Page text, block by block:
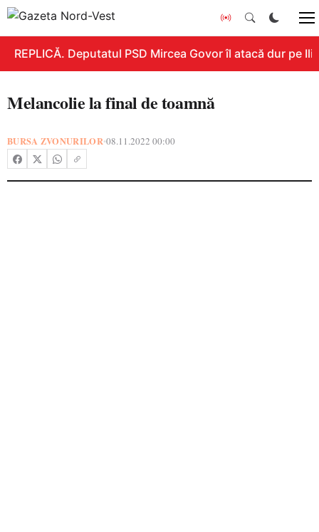
REPLICĂ. Deputatul PSD Mircea Govor îl atacă dur pe
Melancolie la final de toamnă
BURSA ZVONURILOR•08.11.2022 00:00